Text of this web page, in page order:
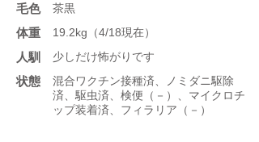
​毛色 茶黒
体重 19.2kg（4/18現在）
人馴 少しだけ怖がりです
状態
混合ワクチン接種済、ノミダニ駆除
済、駆虫済、検便（－）、マイクロチ
ップ装着済、フィラリア（－）